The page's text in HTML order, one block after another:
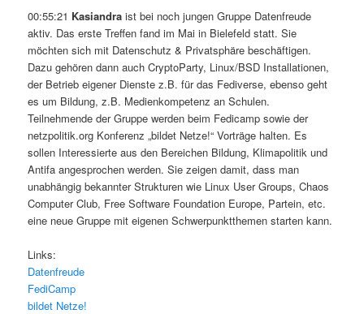
00:55:21 Kasiandra ist bei noch jungen Gruppe Datenfreude
aktiv. Das erste Treffen fand im Mai in Bielefeld statt. Sie
möchten sich mit Datenschutz & Privatsphäre beschäftigen.
Dazu gehören dann auch CryptoParty, Linux/BSD Installationen,
der Betrieb eigener Dienste z.B. für das Fediverse, ebenso geht
es um Bildung, z.B. Medienkompetenz an Schulen.
Teilnehmende der Gruppe werden beim Fedicamp sowie der
netzpolitik.org Konferenz „bildet Netze!“ Vorträge halten. Es
sollen Interessierte aus den Bereichen Bildung, Klimapolitik und
Antifa angesprochen werden. Sie zeigen damit, dass man
unabhängig bekannter Strukturen wie Linux User Groups, Chaos
Computer Club, Free Software Foundation Europe, Partein, etc.
eine neue Gruppe mit eigenen Schwerpunktthemen starten kann.
Links:
Datenfreude
FediCamp
bildet Netze!